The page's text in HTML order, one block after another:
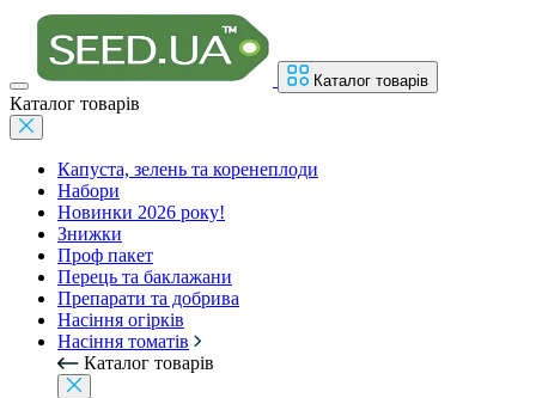
Каталог товарів
Каталог товарів
Капуста, зелень та коренеплоди
Набори
Новинки 2026 року!
Знижки
Проф пакет
Перець та баклажани
Препарати та добрива
Насіння огірків
Насіння томатів
Каталог товарів